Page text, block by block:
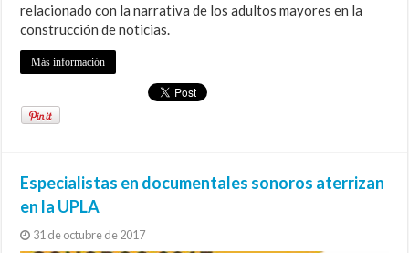
relacionado con la narrativa de los adultos mayores en la
construcción de noticias.
Más información
Especialistas en documentales sonoros aterrizan
en la UPLA
31 de octubre de 2017